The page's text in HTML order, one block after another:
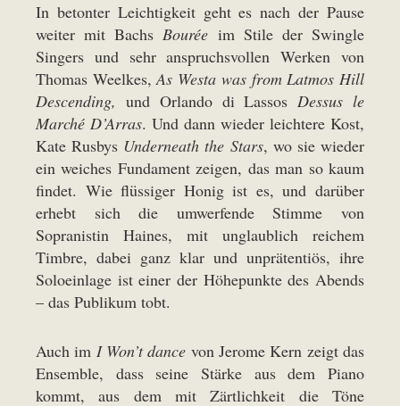
In betonter Leichtigkeit geht es nach der Pause
weiter mit BachsBourée im Stile der Swingle
Singers und sehr anspruchsvollen Werken von
Thomas Weelkes,As Westa was from Latmos Hill
Descending, und Orlando di LassosDessus le
Marché D’Arras. Und dann wieder leichtere Kost,
Kate Rusbys Underneath the Stars, wo sie wieder
ein weiches Fundament zeigen, das man so kaum
findet. Wie flüssiger Honig ist es, und darüber
erhebt sich die umwerfende Stimme von
Sopranistin Haines, mit unglaublich reichem
Timbre, dabei ganz klar und unprätentiös, ihre
Soloeinlage ist einer der Höhepunkte des Abends
– das Publikum tobt.
Auch im I Won’t dance von Jerome Kern zeigt das
Ensemble, dass seine Stärke aus dem Piano
kommt, aus dem mit Zärtlichkeit die Töne